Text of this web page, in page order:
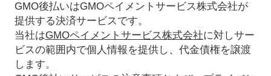
GMO後払いはGMOペイメントサービス株式会社が
提供する決済サービスです。
当社はGMOペイメントサービス株式会社に対しサー
ビスの範囲内で個人情報を提供し、代金債権を譲渡
します。